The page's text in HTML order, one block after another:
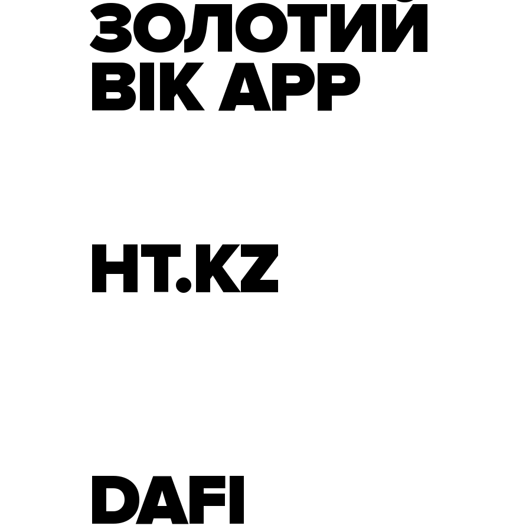
ЗОЛОТИЙ
ВІК APP
HT.KZ
DAFI